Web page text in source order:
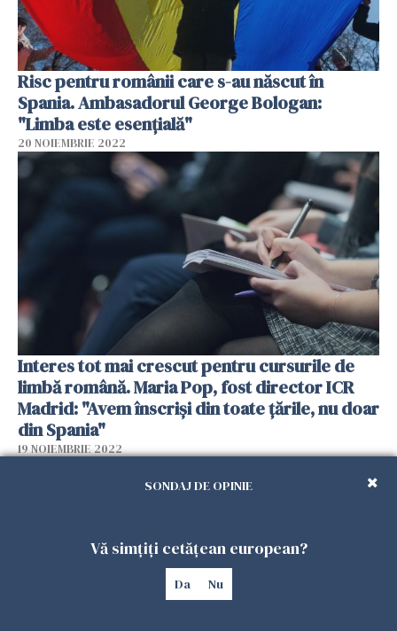
Risc pentru românii care s-au născut în
Spania. Ambasadorul George Bologan:
"Limba este esențială"
20 NOIEMBRIE 2022
Interes tot mai crescut pentru cursurile de
limbă română. Maria Pop, fost director ICR
Madrid: "Avem înscriși din toate țările, nu doar
din Spania"
19 NOIEMBRIE 2022
SONDAJ DE OPINIE
Vă simțiți cetățean european?
Da Nu